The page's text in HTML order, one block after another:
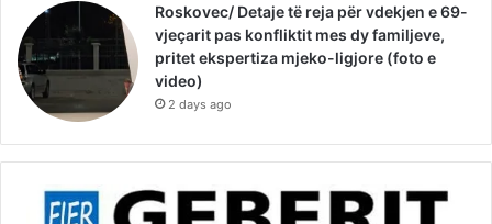
Roskovec/ Detaje të reja për vdekjen e 69-
vjeçarit pas konfliktit mes dy familjeve,
pritet ekspertiza mjeko-ligjore (foto e
video)
2 days ago